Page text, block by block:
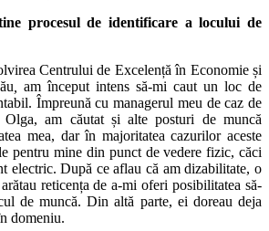
procesul de identificare a locului de
Centrului de Excelență în Economie și
am început intens să-mi caut un loc de
Împreună cu managerul meu de caz de
am căutat și alte posturi de muncă
mea, dar în majoritatea cazurilor aceste
pentru mine din punct de vedere fizic, căci
electric. După ce aflau că am dizabilitate, o
reticența de a-mi oferi posibilitatea să-
de muncă. Din altă parte, ei doreau deja
domeniu.